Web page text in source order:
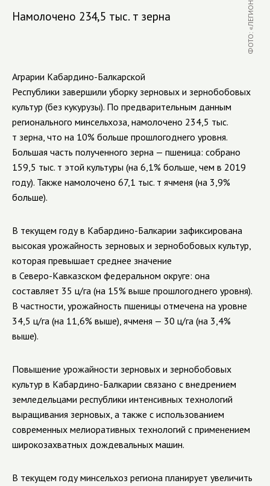
Намолочено 234,5 тыс. т зерна
Аграрии Кабардино-Балкарской
Республики завершили уборку зерновых и зернобобовых
культур (без кукурузы). По предварительным данным
регионального минсельхоза, намолочено 234,5 тыс.
т зерна, что на 10% больше прошлогоднего уровня.
Большая часть полученного зерна — пшеница: собрано
159,5 тыс. т этой культуры (на 6,1% больше, чем в 2019
году). Также намолочено 67,1 тыс. т ячменя (на 3,9%
больше).
В текущем году в Кабардино-Балкарии зафиксирована
высокая урожайность зерновых и зернобобовых культур,
которая превышает среднее значение
в Северо-Кавказском федеральном округе: она
составляет 35 ц/га (на 15% выше прошлогоднего уровня).
В частности, урожайность пшеницы отмечена на уровне
34,5 ц/га (на 11,6% выше), ячменя — 30 ц/га (на 3,4%
выше).
Повышение урожайности зерновых и зернобобовых
культур в Кабардино-Балкарии связано с внедрением
земледельцами республики интенсивных технологий
выращивания зерновых, а также с использованием
современных мелиоративных технологий с применением
широкозахватных дождевальных машин.
В текущем году минсельхоз региона планирует увеличить